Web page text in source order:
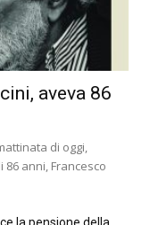
aveva 86
di oggi,
86 anni, Francesco
la pensione della